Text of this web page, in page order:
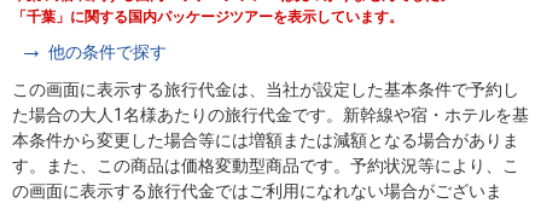
「千葉」に関する国内パッケージツアーを表示しています。
他の条件で探す
この画面に表示する旅行代金は、当社が設定した基本条件で予約し
た場合の大人1名様あたりの旅行代金です。新幹線や宿・ホテルを基
本条件から変更した場合等には増額または減額となる場合がありま
す。また、この商品は価格変動型商品です。予約状況等により、こ
の画面に表示する旅行代金ではご利用になれない場合がございま